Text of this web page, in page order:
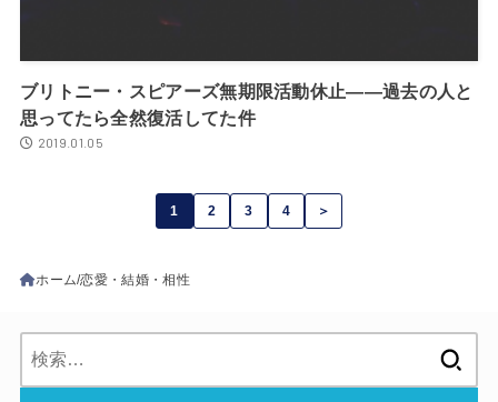
ブリトニー・スピアーズ無期限活動休止――過去の人と
思ってたら全然復活してた件
2019.01.05
1 2 3 4 ＞
ホーム 恋愛・結婚・相性